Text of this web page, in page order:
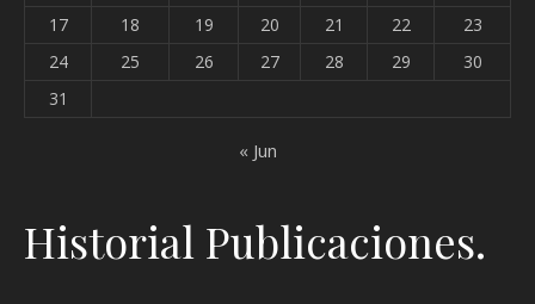
17
18 19 20 21 22
23
24
25 26 27 28 29
30
31
« Jun
Historial Publicaciones.